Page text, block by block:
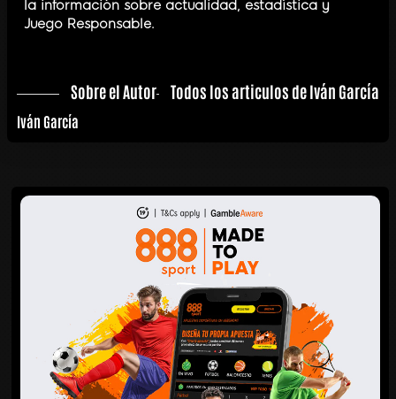
la información sobre actualidad, estadística y
Juego Responsable.
Sobre el Autor Todos los articulos de Iván García
Iván García